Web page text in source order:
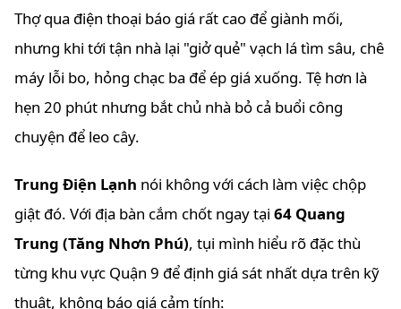
Thợ qua điện thoại báo giá rất cao để giành mối,
nhưng khi tới tận nhà lại "giở quẻ" vạch lá tìm sâu, chê
máy lỗi bo, hỏng chạc ba để ép giá xuống. Tệ hơn là
hẹn 20 phút nhưng bắt chủ nhà bỏ cả buổi công
chuyện để leo cây.
Trung Điện Lạnh nói không với cách làm việc chộp
giật đó. Với địa bàn cắm chốt ngay tại 64 Quang
Trung (Tăng Nhơn Phú), tụi mình hiểu rõ đặc thù
từng khu vực Quận 9 để định giá sát nhất dựa trên kỹ
thuật, không báo giá cảm tính: